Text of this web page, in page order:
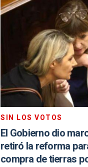
SIN LOS VOTOS
El Gobierno dio
retiró la reforma
compra de tierras